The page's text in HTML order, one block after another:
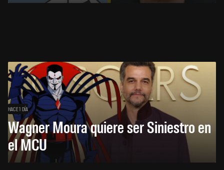
HACE 1 DÍA
Wagner Moura quiere ser Siniestro en
el MCU